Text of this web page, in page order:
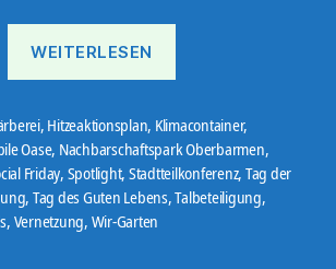
WEITERLESEN
, Hitzeaktionsplan, Klimacontainer,
Oase, Nachbarschaftspark Oberbarmen,
Friday, Spotlight, Stadtteilkonferenz, Tag der
, Tag des Guten Lebens,Talbeteiligung,
, Vernetzung, Wir-Garten